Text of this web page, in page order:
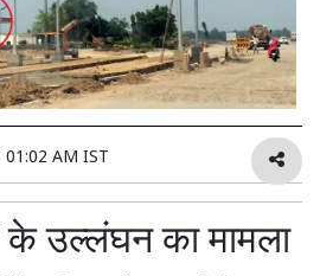
01:02 AM IST
के उल्लंघन का मामला